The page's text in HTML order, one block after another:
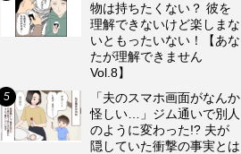
物は持ちたくない？ 彼を
理解できないけど楽しまな
いともったいない！【あな
たが理解できません
Vol.8】
「夫のスマホ画面がなんか
怪しい…」ジム通いで別人
のように変わった!? 夫が
隠していた衝撃の事実とは